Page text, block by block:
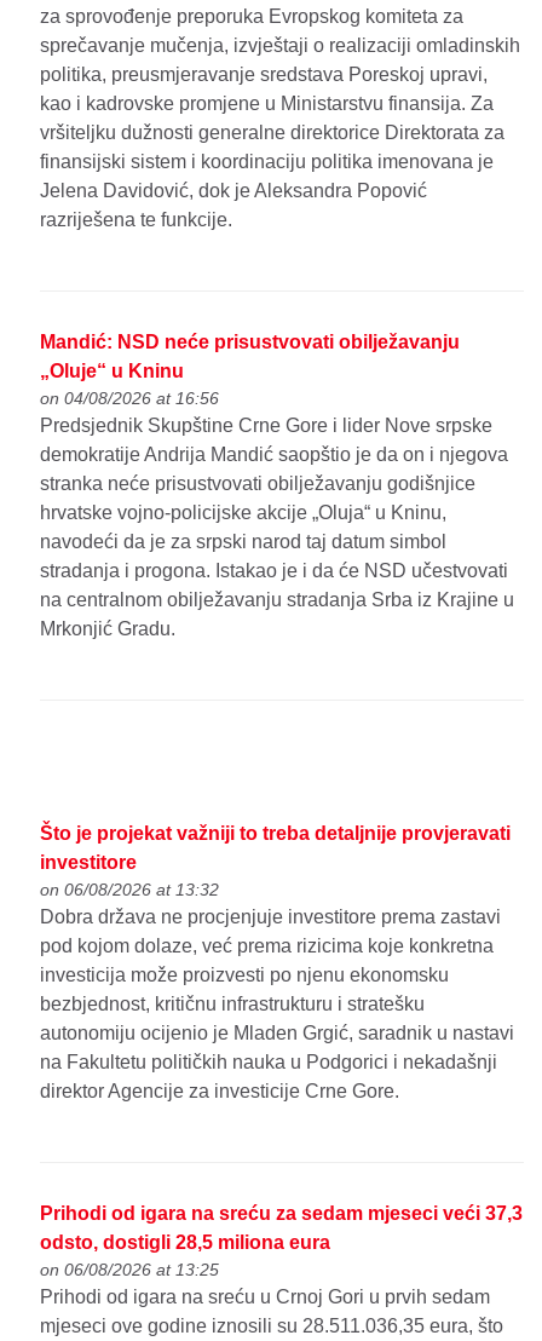
za sprovođenje preporuka Evropskog komiteta za
sprečavanje mučenja, izvještaji o realizaciji omladinskih
politika, preusmjeravanje sredstava Poreskoj upravi,
kao i kadrovske promjene u Ministarstvu finansija. Za
vršiteljku dužnosti generalne direktorice Direktorata za
finansijski sistem i koordinaciju politika imenovana je
Jelena Davidović, dok je Aleksandra Popović
razriješena te funkcije.
Mandić: NSD neće prisustvovati obilježavanju
„Oluje“ u Kninu
on 04/08/2026 at 16:56
Predsjednik Skupštine Crne Gore i lider Nove srpske
demokratije Andrija Mandić saopštio je da on i njegova
stranka neće prisustvovati obilježavanju godišnjice
hrvatske vojno-policijske akcije „Oluja“ u Kninu,
navodeći da je za srpski narod taj datum simbol
stradanja i progona. Istakao je i da će NSD učestvovati
na centralnom obilježavanju stradanja Srba iz Krajine u
Mrkonjić Gradu.
Što je projekat važniji to treba detaljnije provjeravati
investitore
on 06/08/2026 at 13:32
Dobra država ne procjenjuje investitore prema zastavi
pod kojom dolaze, već prema rizicima koje konkretna
investicija može proizvesti po njenu ekonomsku
bezbjednost, kritičnu infrastrukturu i stratešku
autonomiju ocijenio je Mladen Grgić, saradnik u nastavi
na Fakultetu političkih nauka u Podgorici i nekadašnji
direktor Agencije za investicije Crne Gore.
Prihodi od igara na sreću za sedam mjeseci veći 37,3
odsto, dostigli 28,5 miliona eura
on 06/08/2026 at 13:25
Prihodi od igara na sreću u Crnoj Gori u prvih sedam
mjeseci ove godine iznosili su 28.511.036,35 eura, što